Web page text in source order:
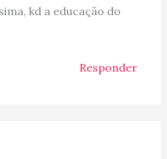
kd a educação do
Responder